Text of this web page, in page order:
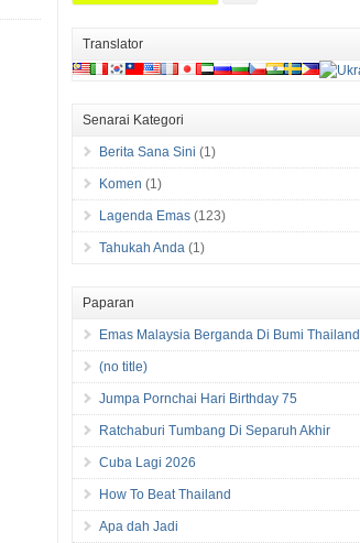
Translator
Senarai Kategori
Berita Sana Sini (1)
Komen (1)
Lagenda Emas (123)
Tahukah Anda (1)
Paparan
Emas Malaysia Berganda Di Bumi Thailand
(no title)
Jumpa Pornchai Hari Birthday 75
Ratchaburi Tumbang Di Separuh Akhir
Cuba Lagi 2026
How To Beat Thailand
Apa dah Jadi